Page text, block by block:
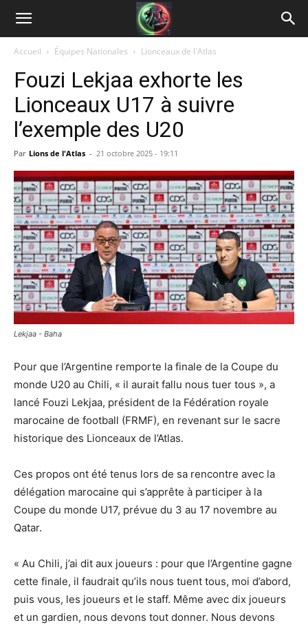
Accueil Équipes Nationales Lionceaux de l'Atlas
Fouzi Lekjaa exhorte les
Lionceaux U17 à suivre
l’exemple des U20
Par Lions de l'Atlas - 21 octobre 2025 - 19:11
Lekjaa - Baha
Pour que l’Argentine remporte la finale de la Coupe du
monde U20 au Chili, « il aurait fallu nous tuer tous », a
lancé Fouzi Lekjaa, président de la Fédération royale
marocaine de football (FRMF), en revenant sur le sacre
historique des Lionceaux de l’Atlas.
Ces propos ont été tenus lors de sa rencontre avec la
délégation marocaine qui s’apprête à participer à la
Coupe du monde U17, prévue du 3 au 17 novembre au
Qatar.
« Au Chili, j’ai dit aux joueurs : pour que l’Argentine gagne
cette finale, il faudrait qu’ils nous tuent tous, moi d’abord,
puis vous, les joueurs et le staff. Même avec dix joueurs
et un gardien, nous devons tout donner. Nous devons